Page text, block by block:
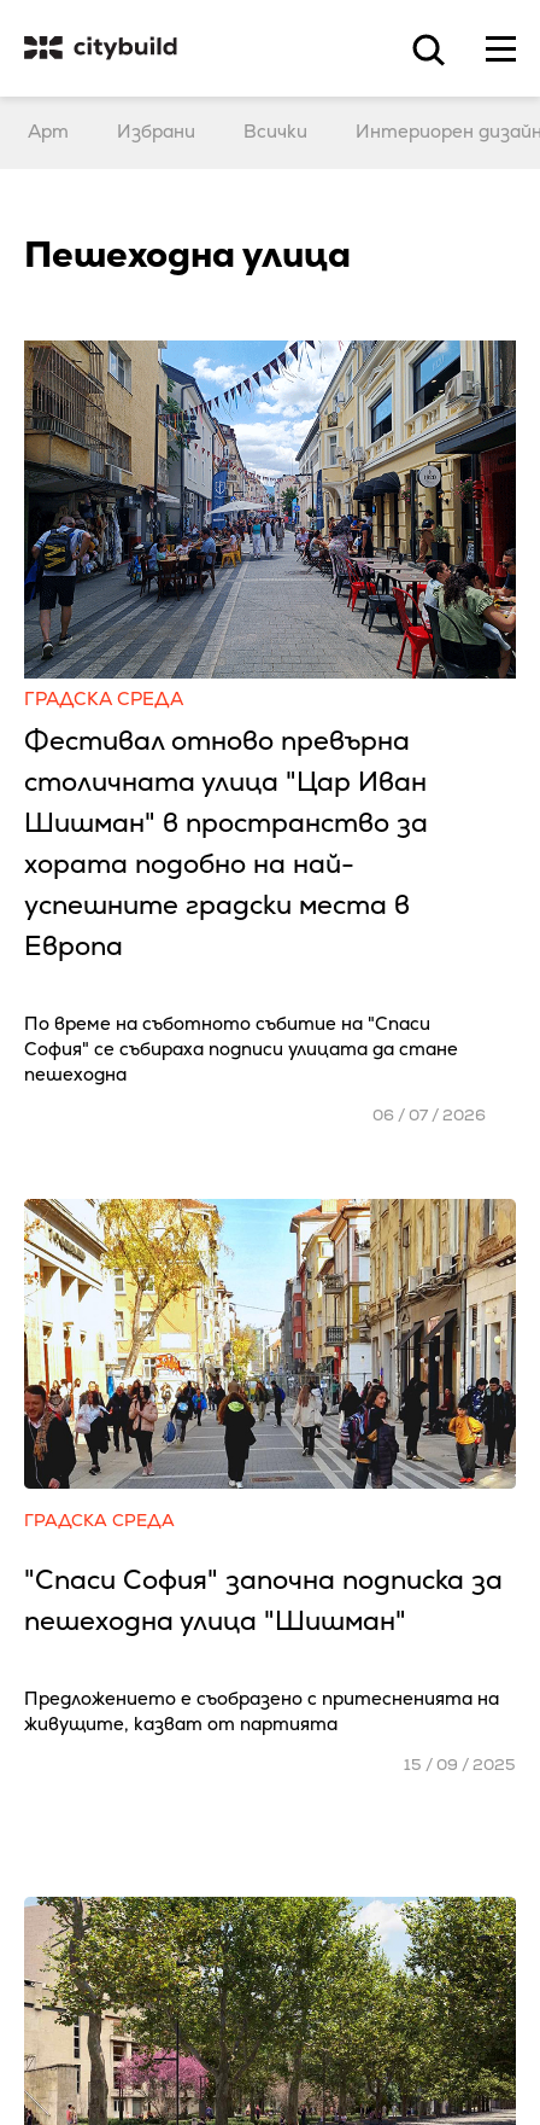
Арт Избрани Всички Интериорен
Пешеходна улица
ГРАДСКА СРЕДА
Фестивал отново превърна
столичната улица "Цар Иван
Шишман" в пространство за
хората подобно на най-
успешните градски места в
Европа
По време на съботното събитие на "Спаси
София" се събираха подписи улицата да стане
пешеходна
06 / 07 / 2026
ГРАДСКА СРЕДА
"Спаси София" започна подписка за
пешеходна улица "Шишман"
Предложението е съобразено с притесненията на
живущите, казват от партията
15 / 09 / 2025